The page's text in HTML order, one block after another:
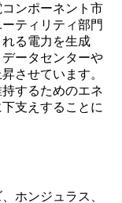
ンポーネント市
ティリティ部門
る電力を生成
ータセンターや
させています。
するためのエネ
支えすることに
ホンジュラス、